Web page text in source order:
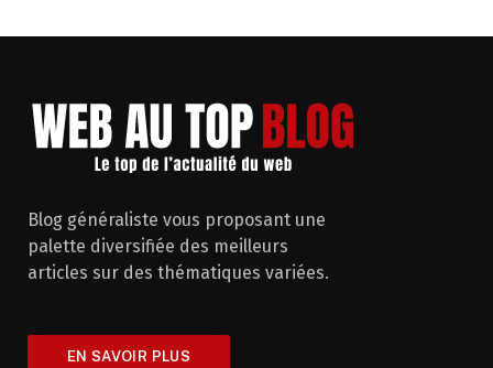
Blog généraliste vous proposant une
palette diversifiée des meilleurs
articles sur des thématiques variées.
EN SAVOIR PLUS